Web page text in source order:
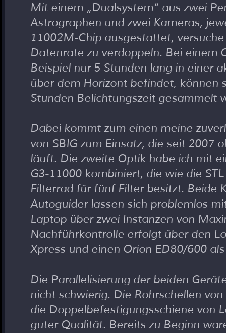
Mit einem
Dualsystem
aus zwei
Astrographen und zwei Kameras,
11002M-Chip ausgestattet,
Datenrate zu verdoppeln. Bei einem
Beispiel nur 5 Stunden lang in einer
über dem Horizont befindet, können
Stunden Belichtungszeit gesammelt
Dabei kommt zum einen meine
von SBIG zum Einsatz, die seit 2007
läuft. Die zweite Optik habe ich mit
G3-11000 kombiniert, die wie die
Filterrad für fünf Filter besitzt. Beide
Autoguider lassen sich problemlos
Laptop über zwei Instanzen von
Nachführkontrolle erfolgt über den
Xpress und einen Orion ED80/600
Die Parallelisierung der beiden
nicht schwierig. Die Rohrschellen
die Doppelbefestigungsschiene von
guter Qualität. Bereits zu Beginn